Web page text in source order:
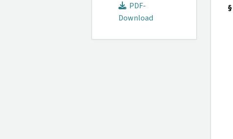
PDF-
Download
§